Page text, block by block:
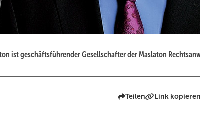
ist geschäftsführender Gesellschafter der Maslaton
Teilen Link kopieren